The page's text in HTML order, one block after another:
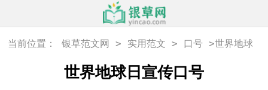
当前位置： 银草范文网 > 实用范文 > 口号 >世界地球
世界地球日宣传口号